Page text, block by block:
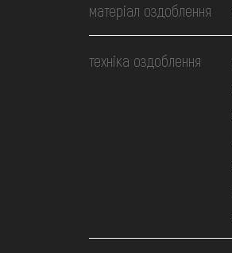
матеріал оздоблення
техніка оздоблення